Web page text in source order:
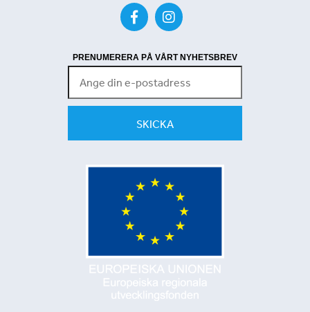
PRENUMERERA PÅ VÅRT NYHETSBREV